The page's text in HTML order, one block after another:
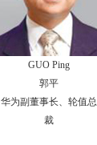
GUO Ping
郭平
华为副董事长、轮值总
裁